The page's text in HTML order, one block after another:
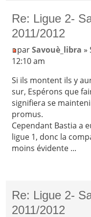
Re: Ligue 2-
2011/2012
parSavouè_libra »
12:10 am
Si ils montent ils y
sur, Espérons que
signifiera se
promus.
Cependant Bastia a
ligue 1, donc la
moins évidente ...
Re: Ligue 2-
2011/2012